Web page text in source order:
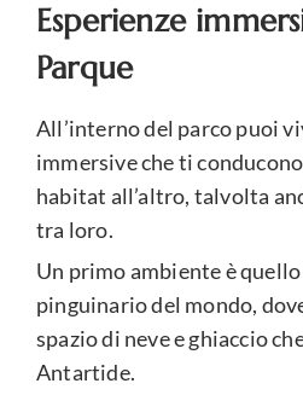
Esperienze
Parque
All’interno del parco puoi
immersive che ti
habitat all’altro, talvolta
tra loro.
Un primo ambiente è
pinguinario del mondo,
spazio di neve e ghiaccio
Antartide.